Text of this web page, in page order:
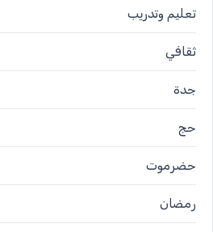
تعليم وتدريب
ثقافي
جدة
حج
حضرموت
رمضان